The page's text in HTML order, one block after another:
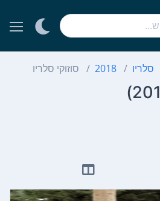
סלריו 2018 סוזוקי סלריו